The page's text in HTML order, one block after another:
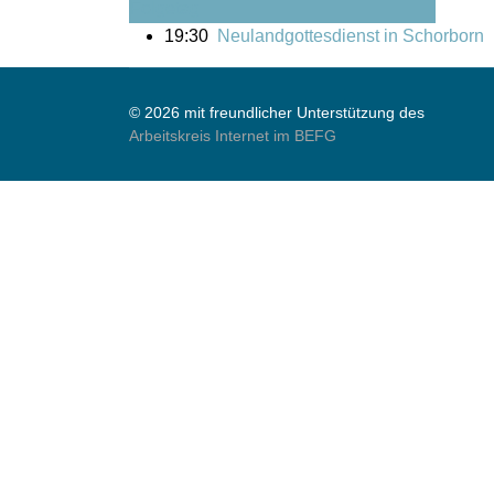
19:30 Neulandgottesdienst in Schorborn
© 2026 mit freundlicher Unterstützung des
Arbeitskreis Internet im BEFG